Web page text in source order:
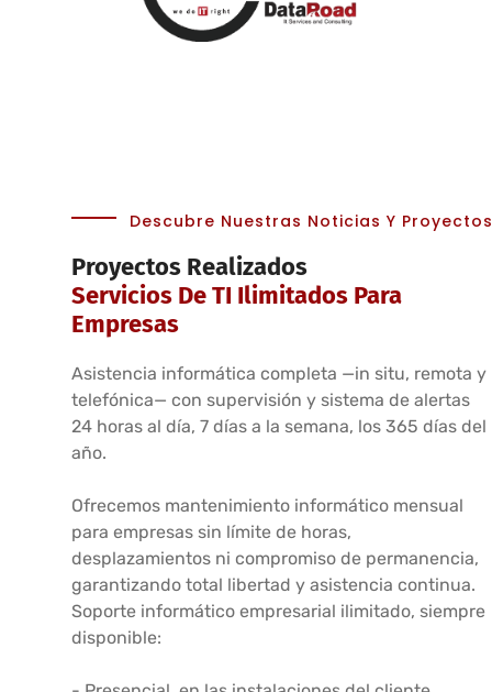
Descubre Nuestras Noticias Y Proyectos
Proyectos Realizados
Servicios De TI Ilimitados Para
Empresas
Asistencia informática completa —in situ, remota y
telefónica— con supervisión y sistema de alertas
24 horas al día, 7 días a la semana, los 365 días del
año.
Ofrecemos mantenimiento informático mensual
para empresas sin límite de horas,
desplazamientos ni compromiso de permanencia,
garantizando total libertad y asistencia continua.
Soporte informático empresarial ilimitado, siempre
disponible: